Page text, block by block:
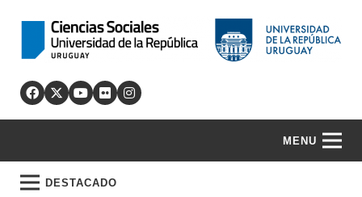
MENU
DESTACADO